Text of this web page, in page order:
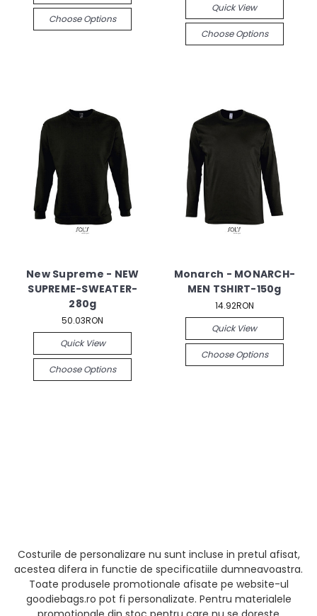
Choose Options
Quick View
Choose Options
New Supreme - NEW
SUPREME-SWEATER-
280g
50.03RON
Quick View
Choose Options
Monarch - MONARCH-
MEN TSHIRT-150g
14.92RON
Quick View
Choose Options
Costurile de personalizare nu sunt incluse in pretul afisat,
acestea difera in functie de specificatiile dumneavoastra.
Toate produsele promotionale afisate pe website-ul
goodiebags.ro pot fi personalizate. Pentru materialele